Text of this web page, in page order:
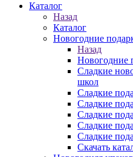
Каталог
Назад
Каталог
Новогодние
Назад
Новогодние
Сладкие
школ
Сладкие
Сладкие
Сладкие
Сладкие
Сладкие
Скачать